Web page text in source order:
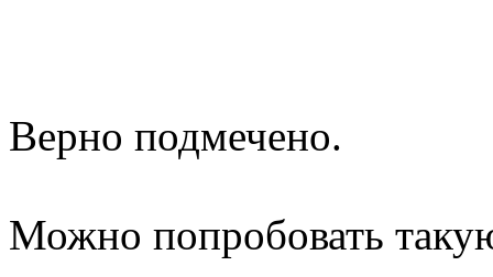
Верно подмечено.
Можно попробовать